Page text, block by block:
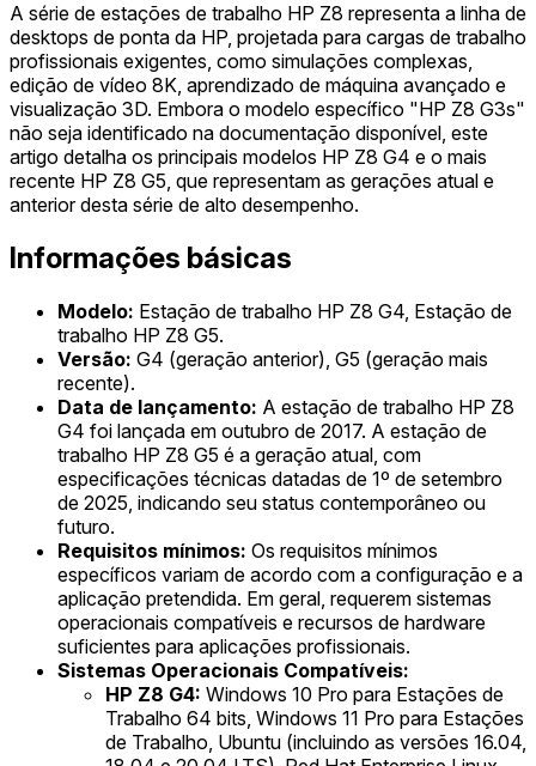
A série de estações de trabalho HP Z8 representa a linha de
desktops de ponta da HP, projetada para cargas de trabalho
profissionais exigentes, como simulações complexas,
edição de vídeo 8K, aprendizado de máquina avançado e
visualização 3D. Embora o modelo específico "HP Z8 G3s"
não seja identificado na documentação disponível, este
artigo detalha os principais modelos HP Z8 G4 e o mais
recente HP Z8 G5, que representam as gerações atual e
anterior desta série de alto desempenho.
Informações básicas
Modelo: Estação de trabalho HP Z8 G4, Estação de
trabalho HP Z8 G5.
Versão: G4 (geração anterior), G5 (geração mais
recente).
Data de lançamento: A estação de trabalho HP Z8
G4 foi lançada em outubro de 2017. A estação de
trabalho HP Z8 G5 é a geração atual, com
especificações técnicas datadas de 1º de setembro
de 2025, indicando seu status contemporâneo ou
futuro.
Requisitos mínimos: Os requisitos mínimos
específicos variam de acordo com a configuração e a
aplicação pretendida. Em geral, requerem sistemas
operacionais compatíveis e recursos de hardware
suficientes para aplicações profissionais.
Sistemas Operacionais Compatíveis:
HP Z8 G4: Windows 10 Pro para Estações de
Trabalho 64 bits, Windows 11 Pro para Estações
de Trabalho, Ubuntu (incluindo as versões 16.04,